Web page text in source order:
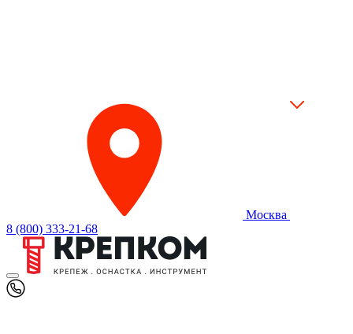
Москва
8 (800) 333-21-68